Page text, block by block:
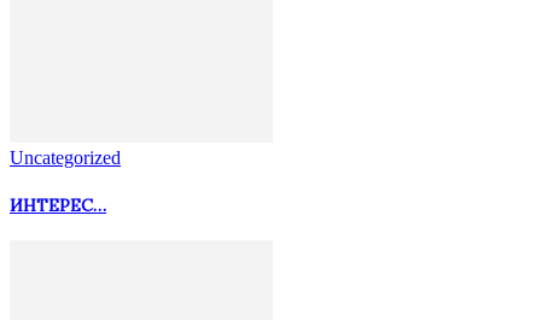
Uncategorized
ИНТЕРЕС…